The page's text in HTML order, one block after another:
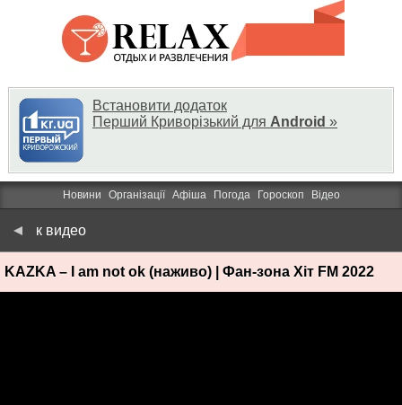
Встановити додаток
Перший Криворізький для Android »
Новини Організації Афіша Погода Гороскоп Відео
к видео
KAZKA – I am not ok (наживо) | Фан-зона Хіт FM 2022